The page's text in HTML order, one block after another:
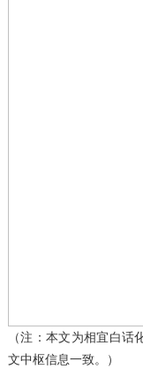
（注：本文为相宜白
文中枢信息一致。）